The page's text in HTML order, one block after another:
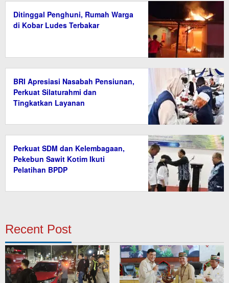
Ditinggal Penghuni, Rumah Warga
di Kobar Ludes Terbakar
BRI Apresiasi Nasabah Pensiunan,
Perkuat Silaturahmi dan
Tingkatkan Layanan
Perkuat SDM dan Kelembagaan,
Pekebun Sawit Kotim Ikuti
Pelatihan BPDP
Recent Post